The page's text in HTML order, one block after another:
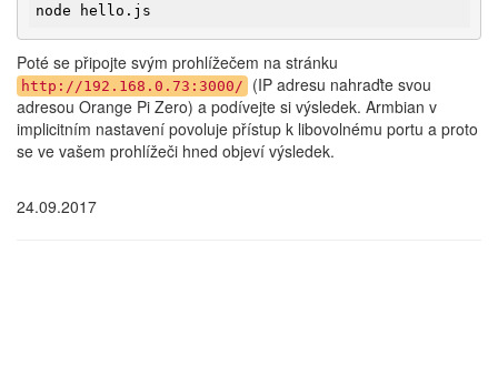
node hello.js
Poté se připojte svým prohlížečem na stránku
http://192.168.0.73:3000/
(IP adresu nahraďte svou
adresou Orange Pi Zero) a podívejte si výsledek. Armbian v
implicitním nastavení povoluje přístup k libovolnému portu a proto
se ve vašem prohlížeči hned objeví výsledek.
24.09.2017